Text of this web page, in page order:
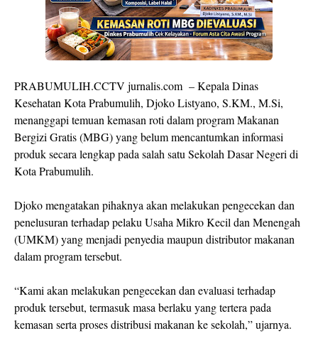
PRABUMULIH.CCTV jurnalis.com – Kepala Dinas
Kesehatan Kota Prabumulih, Djoko Listyano, S.KM., M.Si,
menanggapi temuan kemasan roti dalam program Makanan
Bergizi Gratis (MBG) yang belum mencantumkan informasi
produk secara lengkap pada salah satu Sekolah Dasar Negeri di
Kota Prabumulih.
Djoko mengatakan pihaknya akan melakukan pengecekan dan
penelusuran terhadap pelaku Usaha Mikro Kecil dan Menengah
(UMKM) yang menjadi penyedia maupun distributor makanan
dalam program tersebut.
“Kami akan melakukan pengecekan dan evaluasi terhadap
produk tersebut, termasuk masa berlaku yang tertera pada
kemasan serta proses distribusi makanan ke sekolah,” ujarnya.